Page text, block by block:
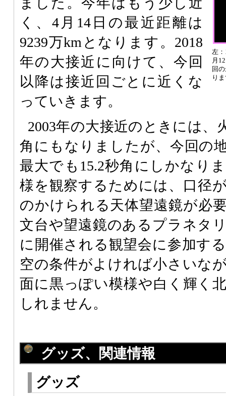
左
月
回
り
く、4月14日の最近距離は
9239万kmとなります。2018
年の大接近に向けて、今回
以降は接近回ごとに近くな
っていきます。
2003年の大接近のときには、
角にもなりましたが、今回の
最大でも15.2秒角にしかなり
様を観察するためには、口径
のかけられる天体望遠鏡が必
文台や望遠鏡のあるプラネタ
に開催される観望会に参加す
空の条件がよければ小さいな
面に黒っぽい模様や白く輝く
しれません。
グッズ、関連情報
グッズ